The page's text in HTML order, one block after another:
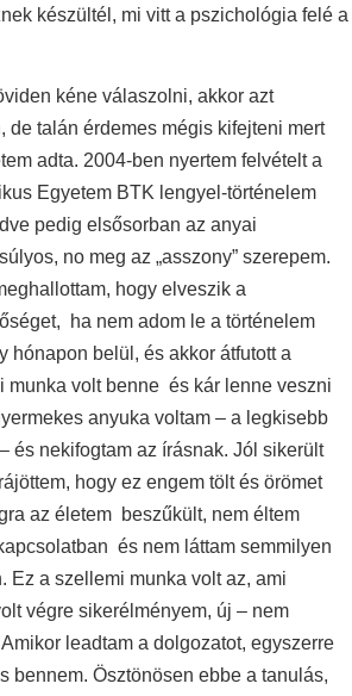
készültél, mi vitt a pszichológia felé a
kéne válaszolni, akkor azt
de talán érdemes mégis kifejteni mert
adta. 2004-ben nyertem felvételt a
Egyetem BTK lengyel-történelem
pedig elsősorban az anyai
no meg az „asszony” szerepem.
hogy elveszik a
ha nem adom le a történelem
hónapon belül, és akkor átfutott a
munka volt benne és kár lenne veszni
anyuka voltam – a legkisebb
és nekifogtam az írásnak. Jól sikerült
hogy ez engem tölt és örömet
az életem beszűkült, nem éltem
és nem láttam semmilyen
Ez a szellemi munka volt az, ami
végre sikerélményem, új – nem
leadtam a dolgozatot, egyszerre
bennem. Ösztönösen ebbe a tanulás,